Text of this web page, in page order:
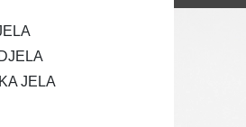
JELA